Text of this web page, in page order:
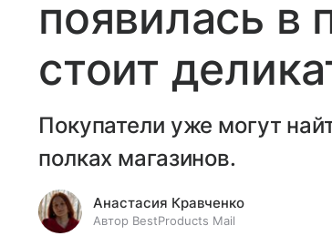
появилась в
стоит
Покупатели уже могут
полках магазинов.
Анастасия Кравченко
Автор BestProducts Mail